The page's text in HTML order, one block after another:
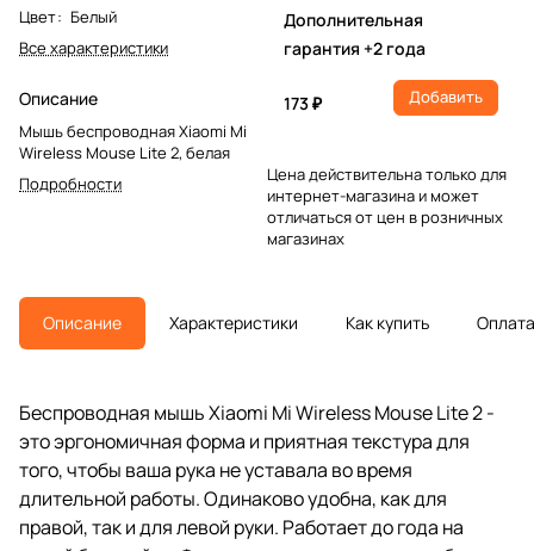
Цвет: Белый
Все характеристики
Описание
Мышь беспроводная Xiaomi Mi
Wireless Mouse Lite 2, белая
Подробности
Дополнительная
гарантия +2 года
173 ₽ Добавить
Цена действительна только для
интернет-магазина и может
отличаться от цен в розничных
магазинах
Описание Характеристики Как купить Оплата
Беспроводная мышь Xiaomi Mi Wireless Mouse Lite 2 -
это эргономичная форма и приятная текстура для
того, чтобы ваша рука не уставала во время
длительной работы. Одинаково удобна, как для
правой, так и для левой руки. Работает до года на